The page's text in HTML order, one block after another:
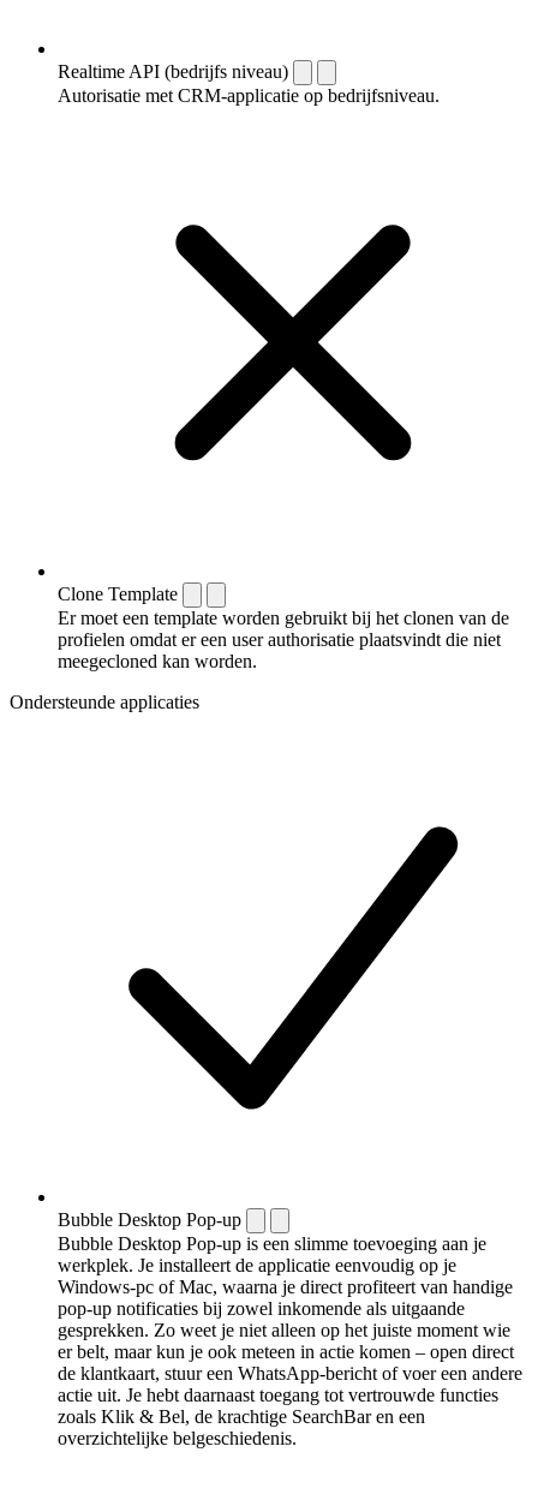
Realtime API (bedrijfs niveau)
Autorisatie met CRM-applicatie op bedrijfsniveau.
Clone Template
Er moet een template worden gebruikt bij het clonen van de
profielen omdat er een user authorisatie plaatsvindt die niet
meegecloned kan worden.
Ondersteunde applicaties
Bubble Desktop Pop-up
Bubble Desktop Pop-up is een slimme toevoeging aan je
werkplek. Je installeert de applicatie eenvoudig op je
Windows-pc of Mac, waarna je direct profiteert van handige
pop-up notificaties bij zowel inkomende als uitgaande
gesprekken. Zo weet je niet alleen op het juiste moment wie
er belt, maar kun je ook meteen in actie komen – open direct
de klantkaart, stuur een WhatsApp-bericht of voer een andere
actie uit. Je hebt daarnaast toegang tot vertrouwde functies
zoals Klik & Bel, de krachtige SearchBar en een
overzichtelijke belgeschiedenis.